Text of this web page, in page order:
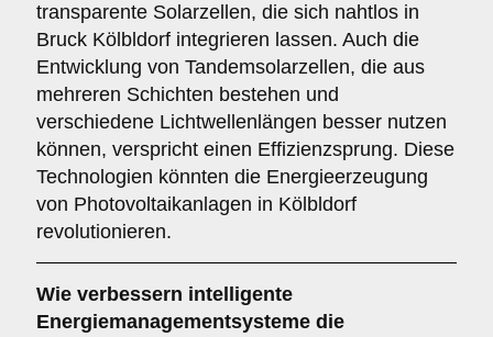
transparente Solarzellen, die sich nahtlos in
Bruck Kölbldorf integrieren lassen. Auch die
Entwicklung von Tandemsolarzellen, die aus
mehreren Schichten bestehen und
verschiedene Lichtwellenlängen besser nutzen
können, verspricht einen Effizienzsprung. Diese
Technologien könnten die Energieerzeugung
von Photovoltaikanlagen in Kölbldorf
revolutionieren.
Wie verbessern intelligente
Energiemanagementsysteme die